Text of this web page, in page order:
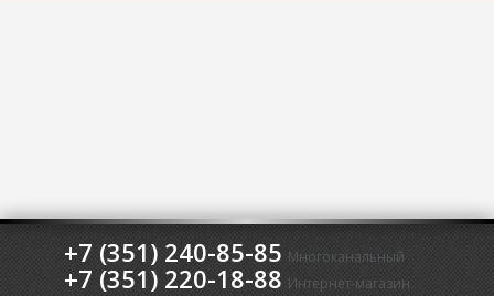
+7 (351) 240-85-85 Многоканальный
+7 (351) 220-18-88 Интернет-магазин